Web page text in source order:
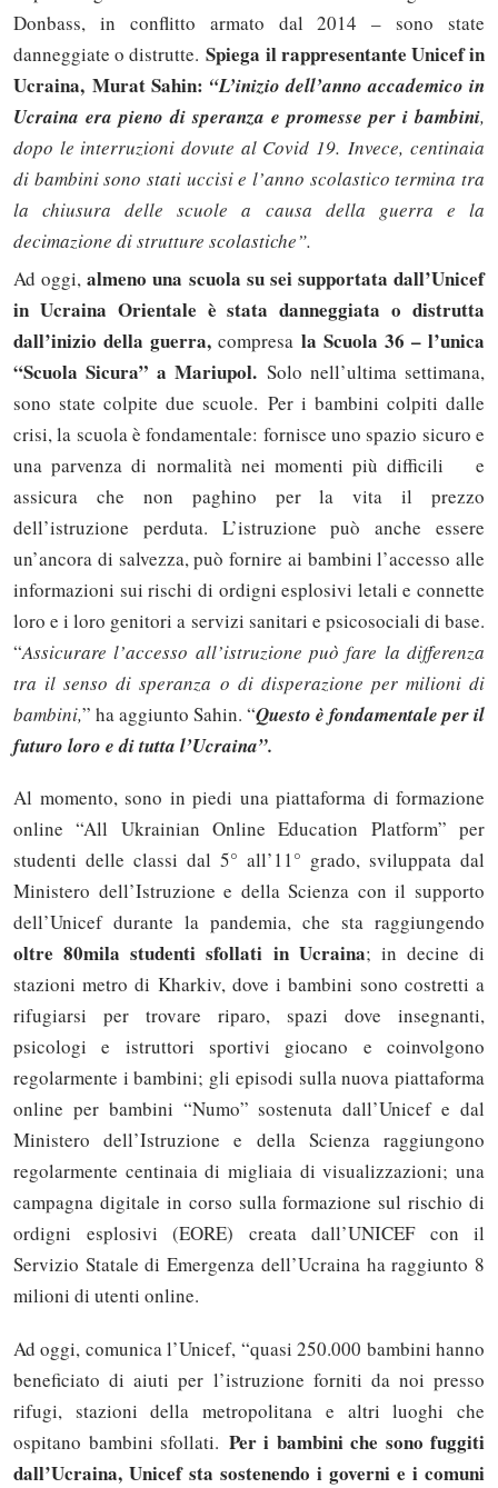
Donbass, in conflitto armato dal 2014 – sono state
danneggiate o distrutte. Spiega il rappresentante Unicef in
Ucraina, Murat Sahin: “L’inizio dell’anno accademico in
Ucraina era pieno di speranza e promesse per i bambini,
dopo le interruzioni dovute al Covid 19. Invece, centinaia
di bambini sono stati uccisi e l’anno scolastico termina tra
la chiusura delle scuole a causa della guerra e la
decimazione di strutture scolastiche”.
Ad oggi,almeno una scuola su sei supportata dall’Unicef
in Ucraina Orientale è stata danneggiata o distrutta
dall’inizio della guerra, compresa la Scuola 36 – l’unica
“Scuola Sicura” a Mariupol. Solo nell’ultima settimana,
sono state colpite due scuole. Per i bambini colpiti dalle
crisi, la scuola è fondamentale: fornisce uno spazio sicuro e
una parvenza di normalità nei momenti più difficili e
assicura che non paghino per la vita il prezzo
dell’istruzione perduta. L’istruzione può anche essere
un’ancora di salvezza, può fornire ai bambini l’accesso alle
informazioni sui rischi di ordigni esplosivi letali e connette
loro e i loro genitori a servizi sanitari e psicosociali di base.
“Assicurare l’accesso all’istruzione può fare la differenza
tra il senso di speranza o di disperazione per milioni di
bambini,” ha aggiunto Sahin. “Questo è fondamentale per il
futuro loro e di tutta l’Ucraina”.
Al momento, sono in piedi una piattaforma di formazione
online “All Ukrainian Online Education Platform” per
studenti delle classi dal 5° all’11° grado, sviluppata dal
Ministero dell’Istruzione e della Scienza con il supporto
dell’Unicef durante la pandemia, che sta raggiungendo
oltre 80mila studenti sfollati in Ucraina; in decine di
stazioni metro di Kharkiv, dove i bambini sono costretti a
rifugiarsi per trovare riparo, spazi dove insegnanti,
psicologi e istruttori sportivi giocano e coinvolgono
regolarmente i bambini; gli episodi sulla nuova piattaforma
online per bambini “Numo” sostenuta dall’Unicef e dal
Ministero dell’Istruzione e della Scienza raggiungono
regolarmente centinaia di migliaia di visualizzazioni; una
campagna digitale in corso sulla formazione sul rischio di
ordigni esplosivi (EORE) creata dall’UNICEF con il
Servizio Statale di Emergenza dell’Ucraina ha raggiunto 8
milioni di utenti online.
Ad oggi, comunica l’Unicef, “quasi 250.000 bambini hanno
beneficiato di aiuti per l’istruzione forniti da noi presso
rifugi, stazioni della metropolitana e altri luoghi che
ospitano bambini sfollati. Per i bambini che sono fuggiti
dall’Ucraina, Unicef sta sostenendo i governi e i comuni